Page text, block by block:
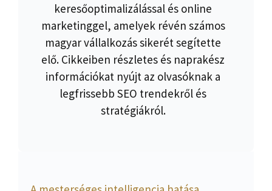
keresőoptimalizálással és online
marketinggel, amelyek révén számos
magyar vállalkozás sikerét segítette
elő. Cikkeiben részletes és naprakész
információkat nyújt az olvasóknak a
legfrissebb SEO trendekről és
stratégiákról.